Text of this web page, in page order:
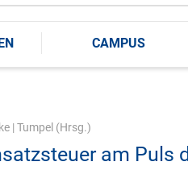
CAMPUS
| Tumpel (Hrsg.)
am Puls